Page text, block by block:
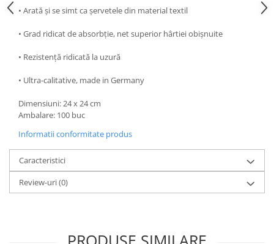
DECOR ROZ
DECOR EVENIMENTE CORPORATE
DECOR ANIVERSARI COPII
DECOR PETRECERI
TEMATICA MARINA
TEMATICA MEDITERANEANA
TEMATICA BOTANICA / VEGETALA
TEMATICA RUSTICA
TEMATICA ROMANTICA
• Arată și se simt ca șervetele din material textil
• Grad ridicat de absorbție, net superior hârtiei obișnuite
• Rezistență ridicată la uzură
• Ultra-calitative, made in Germany
Dimensiuni: 24 x 24 cm
Ambalare: 100 buc
Informatii conformitate produs
Caracteristici
Review-uri(0)